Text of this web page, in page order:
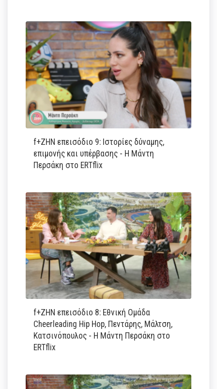
f+ΖΗΝ επεισόδιο 9: Ιστορίες δύναμης,
επιμονής και υπέρβασης - Η Μάντη
Περσάκη στο ERTflix
f+ΖΗΝ επεισόδιο 8: Εθνική Ομάδα
Cheerleading Hip Hop, Πεντάρης, Μάλτση,
Κατσινόπουλος - Η Μάντη Περσάκη στο
ERTflix